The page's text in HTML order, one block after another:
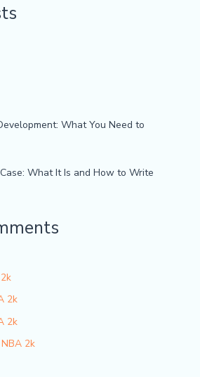
What You Need to
What It Is and How to Write
2k
2k
NBA 2k